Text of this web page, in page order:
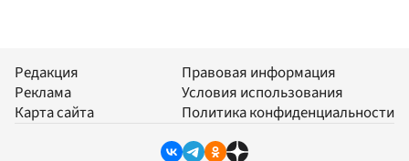
Редакция
Реклама
Карта сайта
Правовая информация
Условия использования
Политика конфиденциальности